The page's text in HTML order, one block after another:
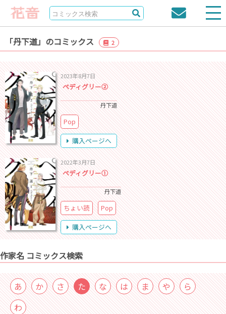
「丹下道」のコミックス 2
2023年8月7日
ペディグリー②
丹下道
Pop
購入ページへ
2022年3月7日
ペディグリー①
丹下道
ちょい読
Pop
購入ページへ
作家名 コミックス検索
あ か さ た な は ま や
ら
わ